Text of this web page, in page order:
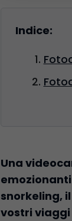
Indice:
Una
snorkeling,
vostri